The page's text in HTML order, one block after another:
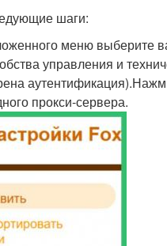
шаги:
меню выберите
управления и
прокси-сервера.